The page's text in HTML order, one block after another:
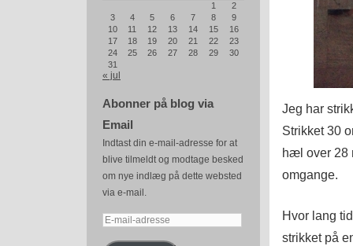
1
2
3
4 5 6 7 8
9
10
11 12 13 14 15
16
17
18 19 20 21 22
23
24
25 26 27 28 29
30
31
« jul
Abonner på blog via
Email
Indtast din e-mail-adresse for at
blive tilmeldt og modtage besked
om nye indlæg på dette websted
via e-mail.
E-
Jeg har
Strikket 30
hæl over 28
omgange.
Hvor lang
strikket på